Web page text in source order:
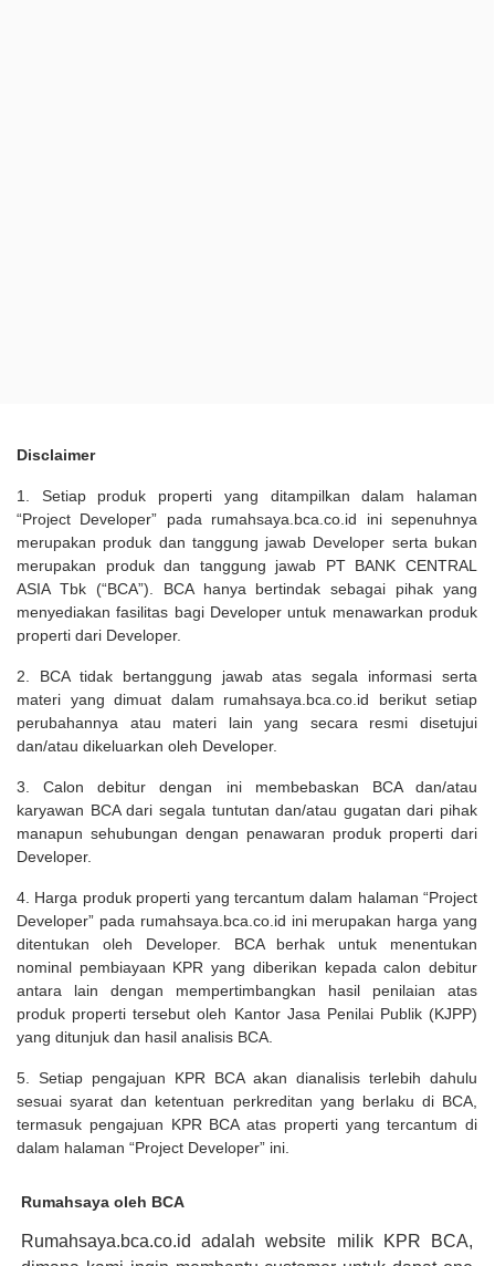
Disclaimer
1. Setiap produk properti yang ditampilkan dalam halaman
“Project Developer” pada rumahsaya.bca.co.id ini sepenuhnya
merupakan produk dan tanggung jawab Developer serta bukan
merupakan produk dan tanggung jawab PT BANK CENTRAL
ASIA Tbk (“BCA”). BCA hanya bertindak sebagai pihak yang
menyediakan fasilitas bagi Developer untuk menawarkan produk
properti dari Developer.
2. BCA tidak bertanggung jawab atas segala informasi serta
materi yang dimuat dalam rumahsaya.bca.co.id berikut setiap
perubahannya atau materi lain yang secara resmi disetujui
dan/atau dikeluarkan oleh Developer.
3. Calon debitur dengan ini membebaskan BCA dan/atau
karyawan BCA dari segala tuntutan dan/atau gugatan dari pihak
manapun sehubungan dengan penawaran produk properti dari
Developer.
4. Harga produk properti yang tercantum dalam halaman “Project
Developer” pada rumahsaya.bca.co.id ini merupakan harga yang
ditentukan oleh Developer. BCA berhak untuk menentukan
nominal pembiayaan KPR yang diberikan kepada calon debitur
antara lain dengan mempertimbangkan hasil penilaian atas
produk properti tersebut oleh Kantor Jasa Penilai Publik (KJPP)
yang ditunjuk dan hasil analisis BCA.
5. Setiap pengajuan KPR BCA akan dianalisis terlebih dahulu
sesuai syarat dan ketentuan perkreditan yang berlaku di BCA,
termasuk pengajuan KPR BCA atas properti yang tercantum di
dalam halaman “Project Developer” ini.
Rumahsaya oleh BCA
Rumahsaya.bca.co.id adalah website milik KPR BCA,